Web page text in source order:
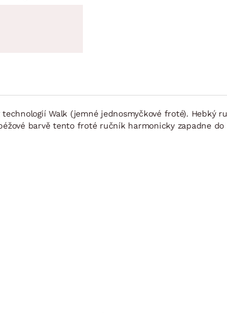
Walk (jemné jednosmyčkové froté). Hebký
barvě tento froté ručník harmonicky zapadne do